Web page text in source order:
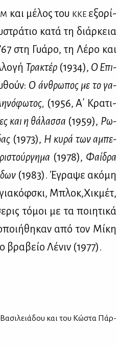
και μέ­λος του ΚΚΕεξο­ρί­
κα­τά τη διάρ­κεια
στη Γυά­ρο, τη Λέ­ρο και
Τρα­κτέρ(1934), Ο Επι­
Ο άν­θρω­πος με το γα­
(1956, Α΄ Κρα­τι­
και η θά­λασ­σα (1959), Ρω­
(1973), Η κυ­ρά των αμπε­
(1978), Φαί­δρα
(1983). Έγρα­ψε ακό­μη
Μπλοκ,Χικ­μέτ,
τό­μοι με τα ποι­η­τι­κά
από τον Μί­κη
Λέ­νιν (1977).
και του Κώ­στα Πάρ­